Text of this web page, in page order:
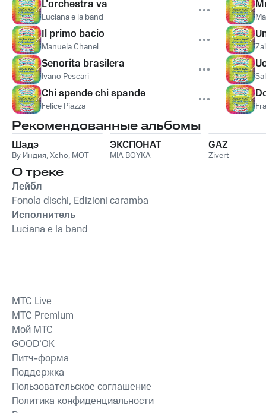
L'orchestra va
Luciana e la band
Il primo bacio
Manuela Chanel
Senorita brasilera
Ivano Pescari
Chi spende chi spande
Felice Piazza
Рекомендованные альбомы
Шадэ
By Индия,Xcho, MOT
ЭКСПОНАТ
MIA BOYKA
GAZ
Zivert
О треке
Лейбл
Fonola dischi, Edizioni caramba
Исполнитель
Luciana e la band
MTС Live
MTС Premium
Мой МТС
GOOD’OK
Питч-форма
Поддержка
Пользовательское соглашение
Политика конфиденциальности